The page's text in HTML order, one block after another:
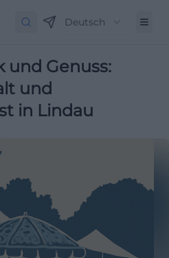
Deutsch
und Genuss:
und
in Lindau